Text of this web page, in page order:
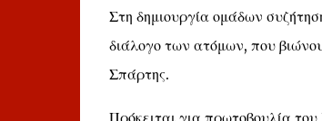
Στη δημιουργία ομάδων
διάλογο των ατόμων, που
Σπάρτης.
Πρόκειται για πρωτοβουλία